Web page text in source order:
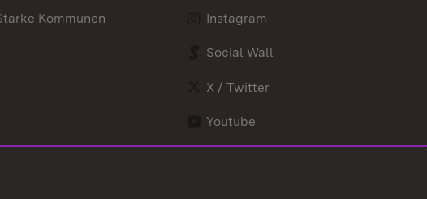
Kommunen Instagram
Social Wall
X / Twitter
Youtube